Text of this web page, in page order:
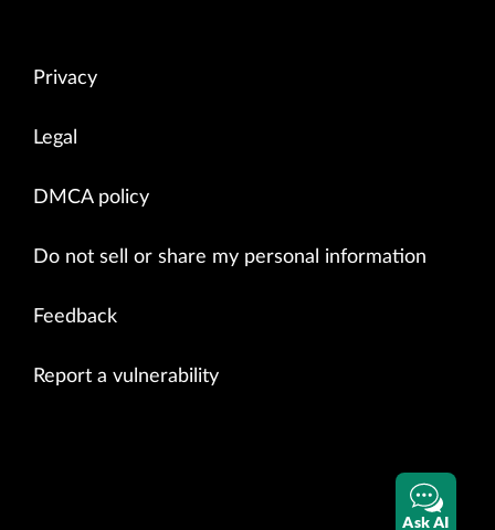
Privacy
Legal
DMCA policy
Do not sell or share my personal information
Feedback
Report a vulnerability
Ask AI